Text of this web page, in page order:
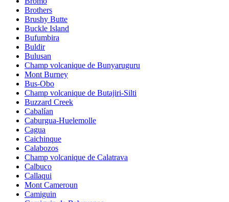
Brothers
Brushy Butte
Buckle Island
Bufumbira
Buldir
Bulusan
Champ volcanique de Bunyaruguru
Mont Burney
Bus-Obo
Champ volcanique de Butajiri-Silti
Buzzard Creek
Cabalían
Caburgua-Huelemolle
Cagua
Caichinque
Calabozos
Champ volcanique de Calatrava
Calbuco
Callaqui
Mont Cameroun
Camiguin